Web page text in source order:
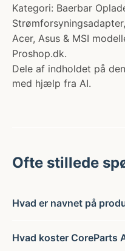
Kategori: Baerbar
Acer, Asus & MSI
Proshop.dk.
Dele af indholdet på
med hjælp fra AI.
Ofte stillede
Hvad er navnet på
Hvad koster CoreParts